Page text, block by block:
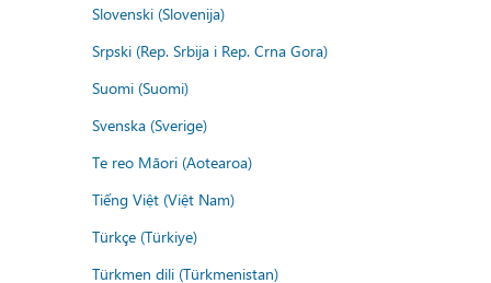
Slovenski (Slovenija)
Srpski (Rep. Srbija i Rep. Crna Gora)
Suomi (Suomi)
Svenska (Sverige)
Te reo Māori (Aotearoa)
Tiếng Việt (Việt Nam)
Türkçe (Türkiye)
Türkmen dili (Türkmenistan)